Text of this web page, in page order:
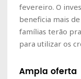
fevereiro. O
beneficia mais
famílias terão
para utilizar os
Ampla oferta